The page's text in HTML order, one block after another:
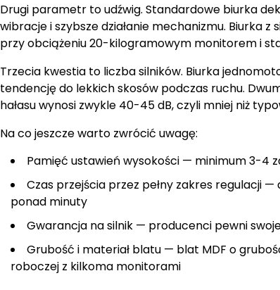
Drugi parametr to udźwig. Standardowe biurka
wibracje i szybsze działanie mechanizmu. Biurka
przy obciążeniu 20-kilogramowym monitorem i
Trzecia kwestia to liczba silników. Biurka
tendencję do lekkich skosów podczas ruchu.
hałasu wynosi zwykle 40-45 dB, czyli mniej niż
Na co jeszcze warto zwrócić uwagę:
Pamięć ustawień wysokości — minimum 3-4
Czas przejścia przez pełny zakres regulacji
ponad minuty
Gwarancja na silnik — producenci pewni
Grubość i materiał blatu — blat MDF o
roboczej z kilkoma monitorami